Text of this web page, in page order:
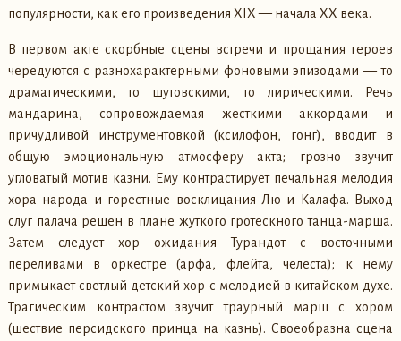
популярности, как его произведения XIX — начала XX века.
В первом акте скорбные сцены встречи и прощания героев
чередуются с разнохарактерными фоновыми эпизодами — то
драматическими, то шутовскими, то лирическими. Речь
мандарина, сопровождаемая жесткими аккордами и
причудливой инструментовкой (ксилофон, гонг), вводит в
общую эмоциональную атмосферу акта; грозно звучит
угловатый мотив казни. Ему контрастирует печальная мелодия
хора народа и горестные восклицания Лю и Калафа. Выход
слуг палача решен в плане жуткого гротескного танца-марша.
Затем следует хор ожидания Турандот с восточными
переливами в оркестре (арфа, флейта, челеста); к нему
примыкает светлый детский хор с мелодией в китайском духе.
Трагическим контрастом звучит траурный марш с хором
(шествие персидского принца на казнь). Своеобразна сцена